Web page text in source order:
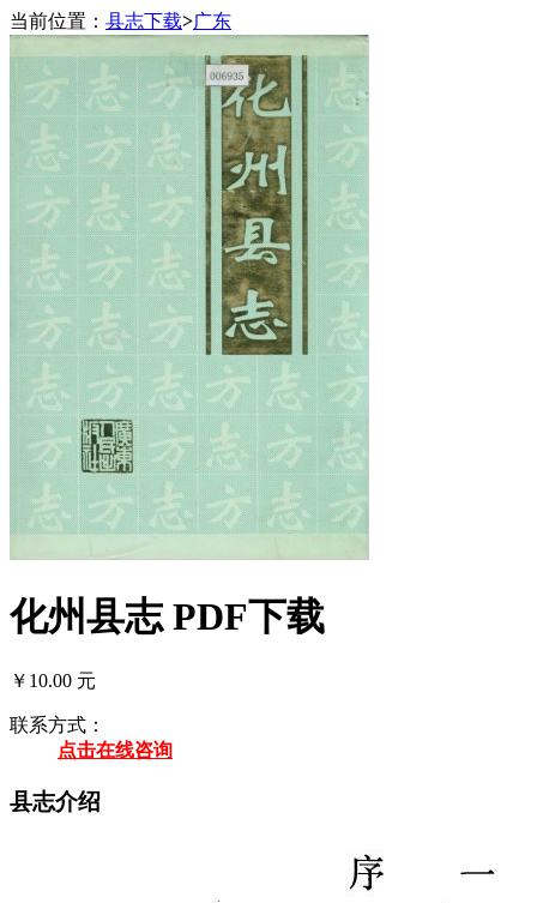
当前位置： 县志下载>广东
化州县志 PDF下载
￥10.00 元
联系方式：
点击在线咨询
县志介绍